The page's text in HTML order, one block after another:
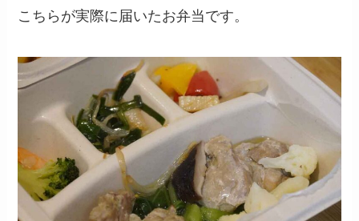
こちらが実際に届いたお弁当です。